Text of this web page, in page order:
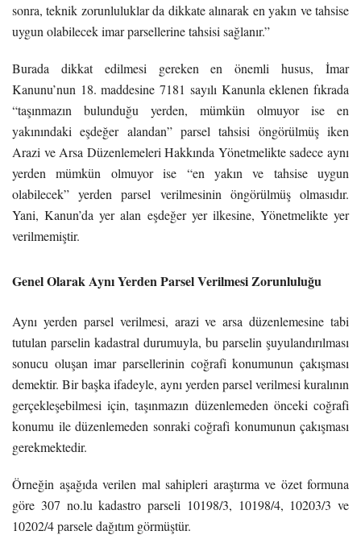
sonra, teknik zorunluluklar da dikkate alınarak en yakın ve tahsise
uygun olabilecek imar parsellerine tahsisi sağlanır.”
Burada dikkat edilmesi gereken en önemli husus, İmar
Kanunu’nun 18. maddesine 7181 sayılı Kanunla eklenen fıkrada
“taşınmazın bulunduğu yerden, mümkün olmuyor ise en
yakınındaki eşdeğer alandan” parsel tahsisi öngörülmüş iken
Arazi ve Arsa Düzenlemeleri Hakkında Yönetmelikte sadece aynı
yerden mümkün olmuyor ise “en yakın ve tahsise uygun
olabilecek” yerden parsel verilmesinin öngörülmüş olmasıdır.
Yani, Kanun’da yer alan eşdeğer yer ilkesine, Yönetmelikte yer
verilmemiştir.
Genel Olarak Aynı Yerden Parsel Verilmesi Zorunluluğu
Aynı yerden parsel verilmesi, arazi ve arsa düzenlemesine tabi
tutulan parselin kadastral durumuyla, bu parselin şuyulandırılması
sonucu oluşan imar parsellerinin coğrafi konumunun çakışması
demektir. Bir başka ifadeyle, aynı yerden parsel verilmesi kuralının
gerçekleşebilmesi için, taşınmazın düzenlemeden önceki coğrafi
konumu ile düzenlemeden sonraki coğrafi konumunun çakışması
gerekmektedir.
Örneğin aşağıda verilen mal sahipleri araştırma ve özet formuna
göre 307 no.lu kadastro parseli 10198/3, 10198/4, 10203/3 ve
10202/4 parsele dağıtım görmüştür.